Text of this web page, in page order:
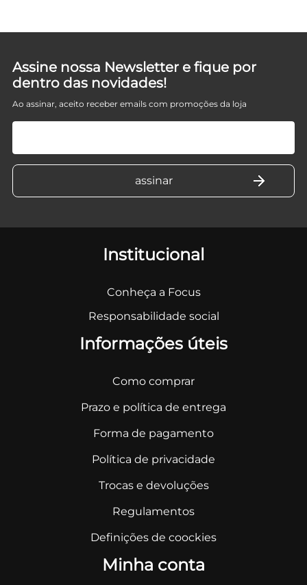
Assine nossa Newsletter e fique por
dentro das novidades!
Ao assinar, aceito receber emails com promoções da loja
Institucional
Conheça a Focus
Responsabilidade social
Informações úteis
Como comprar
Prazo e política de entrega
Forma de pagamento
Política de privacidade
Trocas e devoluções
Regulamentos
Definições de coockies
Minha conta